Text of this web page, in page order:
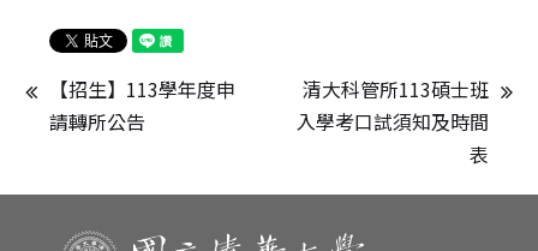
CE0下午茶
【招生】113學年度申
請轉所公告
清大科管所113碩士班
入學考口試須知及時間
表